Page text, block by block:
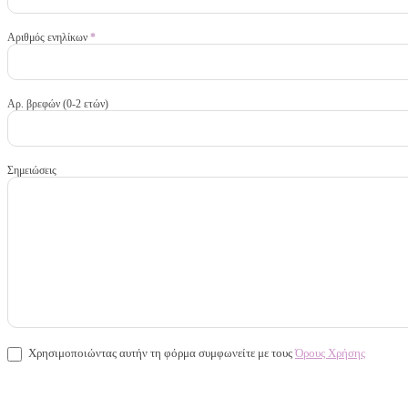
Αριθμός ενηλίκων *
Αρ. βρεφών (0-2 ετών)
Σημειώσεις
Χρησιμοποιώντας αυτήν τη φόρμα συμφωνείτε με τουςΌρους Χρήσης